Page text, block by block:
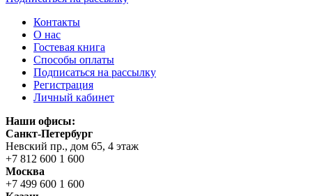
Контакты
О нас
Гостевая книга
Способы оплаты
Подписаться на рассылку
Регистрация
Личный кабинет
Наши офисы:
Санкт-Петербург
Невский пр., дом 65, 4 этаж
+7 812 600 1 600
Москва
+7 499 600 1 600